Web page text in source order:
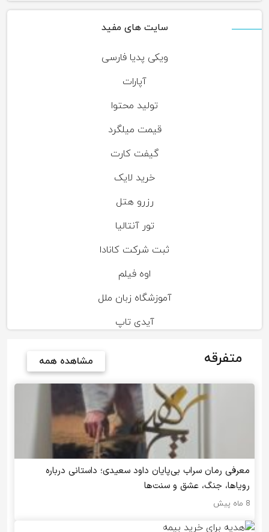
سایت های مفید
ویکی پدیا فارسی
آپارات
تولید محتوا
قیمت میلگرد
گیفت کارت
خرید لایک
رزرو هتل
تور آنتالیا
ثبت شرکت کانادا
اوه فیلم
آموزشگاه زبان ملل
آیدی تاپ
متفرقه مشاهده همه
معرفی رمان سراب بی‌پایان داود سعیدی؛ داستانی درباره
رویاها، جنگ، عشق و سنت‌ها
8 ماه پیش